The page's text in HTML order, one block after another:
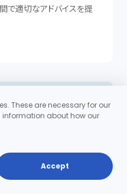
で適切なアドバイスを提
These are necessary for our
information about how our
Accept